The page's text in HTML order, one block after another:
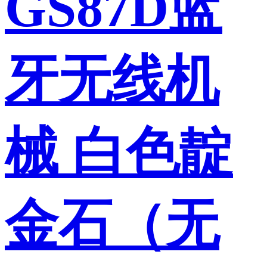
牙无线机
械 白色靛
金石（无